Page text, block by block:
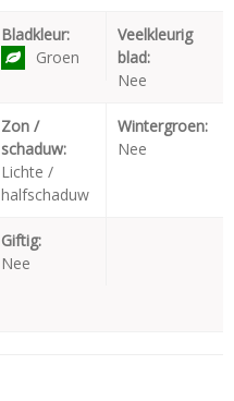
Bladkleur:
Groen
Veelkleurig
blad:
Nee
Zon /
schaduw:
Lichte /
halfschaduw
Wintergroen:
Nee
Giftig:
Nee